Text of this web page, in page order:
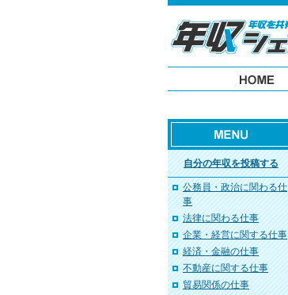
自分の年収を投稿する
公務員・政治に関わる仕
事
法律に関わる仕事
企業・経営に関する仕事
経済・金融の仕事
不動産に関する仕事
貿易関係の仕事